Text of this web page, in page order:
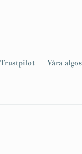
Trustpilot Våra algos